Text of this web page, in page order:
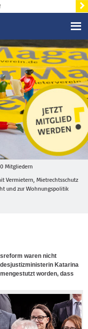
Mitgliedern
Vermietern, Mietrechtsschutz
und zur Wohnungspolitik
waren nicht
Katarina
worden, dass